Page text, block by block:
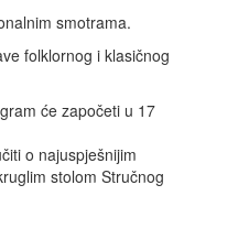
smotrama.
folklornog i klasičnog
će započeti u 17
o najuspješnijim
stolom Stručnog